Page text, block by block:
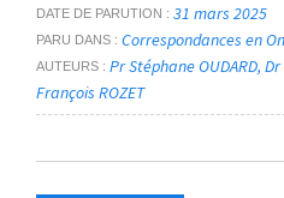
DATE DE PARUTION 31 mars 2025
PARU DANS Correspondances en
AUTEURS Pr Stéphane OUDARD Dr
François ROZET